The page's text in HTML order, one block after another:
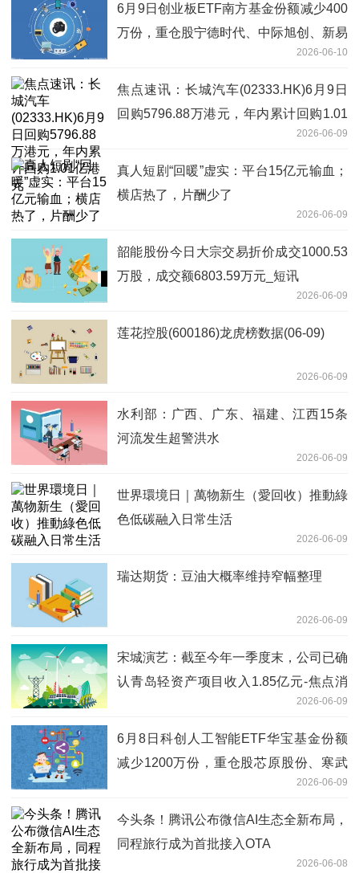
6月9日创业板ETF南方基金份额减少400
万份，重仓股宁德时代、中际旭创、新易
2026-06-10
焦点速讯：长城汽车(02333.HK)6月9日
回购5796.88万港元，年内累计回购1.01
2026-06-09
真人短剧“回暖”虚实：平台15亿元输血；
横店热了，片酬少了
2026-06-09
韶能股份今日大宗交易折价成交1000.53
万股，成交额6803.59万元_短讯
2026-06-09
莲花控股(600186)龙虎榜数据(06-09)
2026-06-09
水利部：广西、广东、福建、江西15条
河流发生超警洪水
2026-06-09
世界環境日｜萬物新生（愛回收）推動綠
色低碳融入日常生活
2026-06-09
瑞达期货：豆油大概率维持窄幅整理
2026-06-09
宋城演艺：截至今年一季度末，公司已确
认青岛轻资产项目收入1.85亿元-焦点消
2026-06-09
6月8日科创人工智能ETF华宝基金份额
减少1200万份，重仓股芯原股份、寒武
2026-06-09
今头条！腾讯公布微信AI生态全新布局，
同程旅行成为首批接入OTA
2026-06-08